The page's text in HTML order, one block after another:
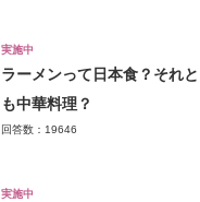
実施中
ラーメンって日本食？それと
も中華料理？
回答数：19646
実施中